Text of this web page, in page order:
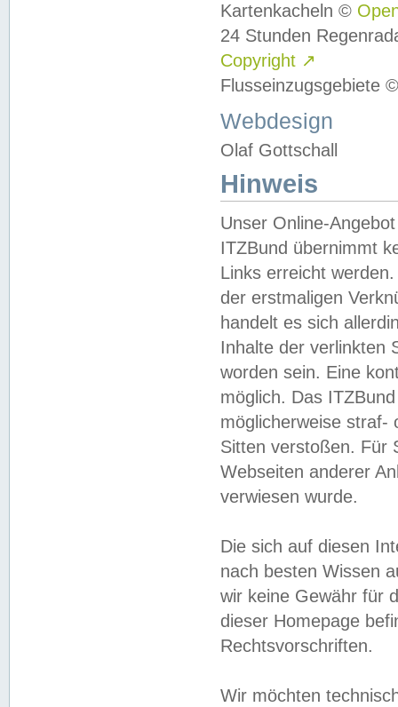
Kartenkacheln ©
24 Stunden
Copyright ↗
Flusseinzugsgebiete
Webdesign
Olaf Gottschall
Hinweis
Unser Online-
ITZBund übernimmt
Links erreicht
der erstmaligen
handelt es sich
Inhalte der verlinkten
worden sein. Eine
möglich. Das
möglicherweise straf-
Sitten verstoßen. Für
Webseiten anderer
verwiesen wurde.
Die sich auf diesen
nach besten Wissen
wir keine Gewähr für
dieser Homepage
Rechtsvorschriften.
Wir möchten